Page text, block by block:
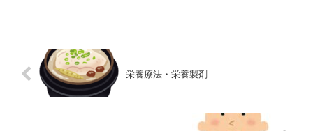
栄養療法・栄養製剤